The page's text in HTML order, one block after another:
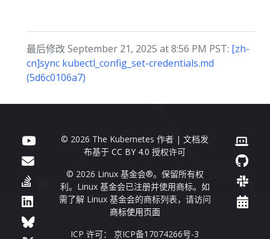
最后修改 September 21, 2025 at 8:56 PM PST: [zh-
cn]sync kubectl_config_set-credentials.md
(5d6c0106a7)
© 2026 The Kubernetes 作者 | 文档发
布基于CC BY 4.0 授权许可
© 2026 Linux 基金会®。保留所有权
利。Linux 基金会已注册并使用商标。如
需了解 Linux 基金会的商标列表，请访问
商标使用页面
ICP 许可： 京ICP备17074266号-3